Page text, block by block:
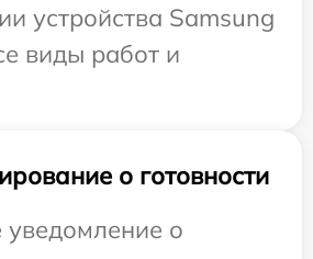
устройства Samsung
виды работ и
о готовности
о